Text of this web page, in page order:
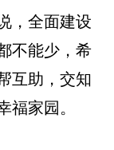
，全面建设
不能少，希
互助，交知
福家园。